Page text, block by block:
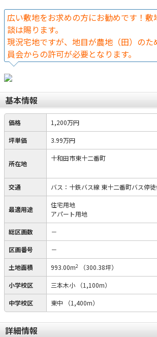
広い敷地をお求めの方にお勧めです！敷
談は賜ります。
現況宅地ですが、地目が農地（田）のた
員会からの許可が必要となります。
基本情報
価格 1,200万円
坪単価 3.99万円
所在地
十和田市東十二番町
交通 バス：十鉄バス線 東十二番町バス停
最適用途
住宅用地
アパート用地
総区画数 －
区画番号 －
土地面積 993.00m2 （300.38坪）
小学校区 三本木小 （1,100m）
中学校区 東中 （1,400m）
詳細情報